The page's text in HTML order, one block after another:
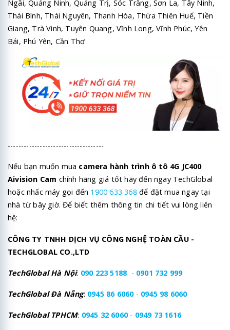
Ngãi, Quảng Ninh, Quảng Trị, Sóc Trăng, Sơn La, Tây Ninh,
Thái Bình, Thái Nguyên, Thanh Hóa, Thừa Thiên Huế, Tiền
Giang, Trà Vinh, Tuyên Quang, Vĩnh Long, Vĩnh Phúc, Yên
Bái, Phú Yên, Cần Thơ
------------------------------------
Nếu bạn muốn mua camera hành trình ô tô 4G JC400
Aivision Cam chính hãng giá tốt hãy đến ngay TechGlobal
hoặc nhấc máy gọi đến 1900 633 368để đặt mua ngay tại
nhà từ bây giờ. Để biết thêm thông tin chi tiết vui lòng liên
hệ:
CÔNG TY TNHH DỊCH VỤ CÔNG NGHỆ TOÀN CẦU -
TECHGLOBAL CO.,LTD
TechGlobal Hà Nội: 090 223 5188- 0901 732 999
TechGlobal Đà Nẵng: 0945 86 6060- 0945 98 6060
TechGlobal TPHCM: 0945 32 6060- 0949 73 1616